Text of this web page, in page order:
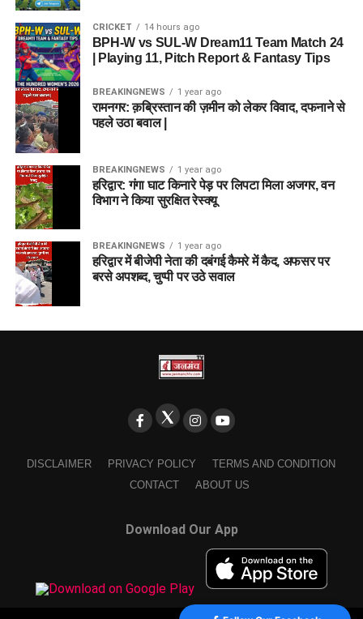
CRICKET 14 hours ago
BPH-W vs SUL-W Dream11 Team Match 24
| Playing 11, Pitch Report & Fantasy Tips
BREAKINGNEWS 1 year ago
रामनगर: क़ब्रिस्तान की ज़मीन को लेकर विवाद, दफनाने से
पहले उठा बवाल |
BREAKINGNEWS 1 year ago
हरिद्वार: गंगा घाट किनारे पेड़ पर लिपटा मिला अजगर, वन
विभाग ने किया सुरक्षित रेस्क्यू
BREAKINGNEWS 1 year ago
हरिद्वार में बीजेपी नेता की दबंगई कैमरे में कैद, अफसर पर
बरसे अपशब्द, चुप्पी पर उठे सवाल
DISCLAIMER PRIVACY POLICY
TERMS AND CONDITION
CONTACT
ABOUT US
Download Our App